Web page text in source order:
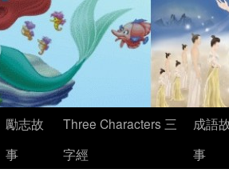
勵志故
事
Three Characters 三
字經
成語
事